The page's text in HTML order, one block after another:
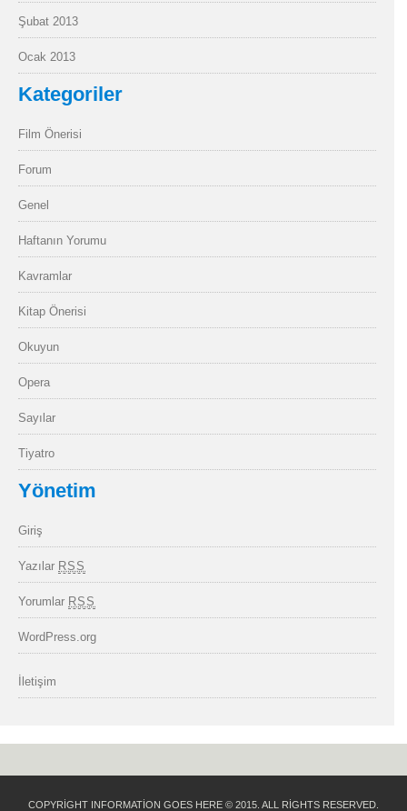
Şubat 2013
Ocak 2013
Kategoriler
Film Önerisi
Forum
Genel
Haftanın Yorumu
Kavramlar
Kitap Önerisi
Okuyun
Opera
Sayılar
Tiyatro
Yönetim
Giriş
Yazılar RSS
Yorumlar RSS
WordPress.org
İletişim
COPYRIGHT INFORMATION GOES HERE © 2015. ALL RIGHTS RESERVED.